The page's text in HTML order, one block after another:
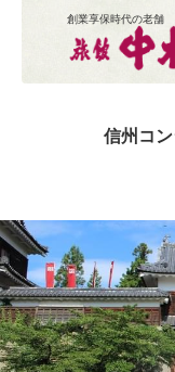
創業享保時代の老舗
信州コ